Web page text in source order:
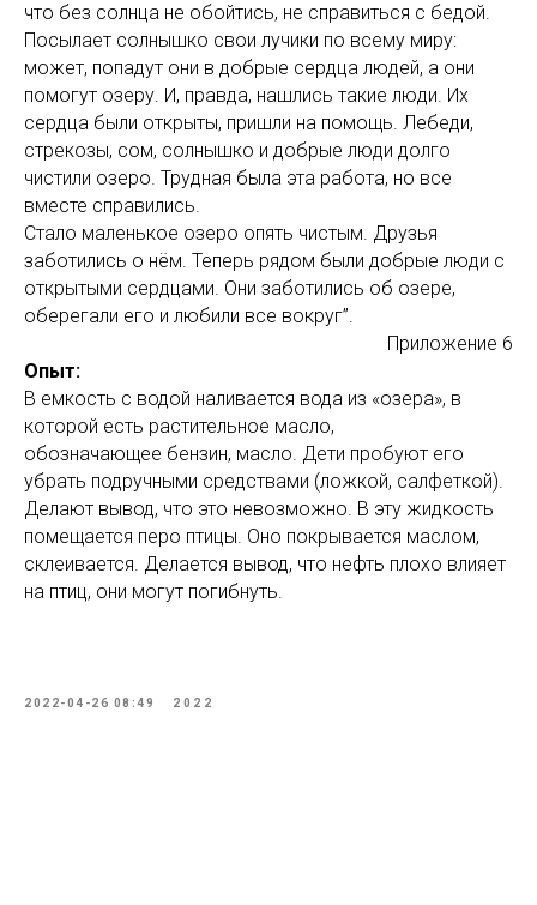
что без солнца не обойтись, не справиться с бедой.
Посылает солнышко свои лучики по всему миру:
может, попадут они в добрые сердца людей, а они
помогут озеру. И, правда, нашлись такие люди. Их
сердца были открыты, пришли на помощь. Лебеди,
стрекозы, сом, солнышко и добрые люди долго
чистили озеро. Трудная была эта работа, но все
вместе справились.
Стало маленькое озеро опять чистым. Друзья
заботились о нём. Теперь рядом были добрые люди с
открытыми сердцами. Они заботились об озере,
оберегали его и любили все вокруг”.
Приложение 6
Опыт:
В емкость с водой наливается вода из «озера», в
которой есть растительное масло,
обозначающее бензин, масло. Дети пробуют его
убрать подручными средствами (ложкой, салфеткой).
Делают вывод, что это невозможно. В эту жидкость
помещается перо птицы. Оно покрывается маслом,
склеивается. Делается вывод, что нефть плохо влияет
на птиц, они могут погибнуть.
2022-04-26 08:49 2022